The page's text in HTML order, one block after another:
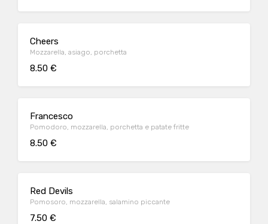
Cheers
Mozzarella, asiago, porchetta
8.50 €
Francesco
Pomodoro, mozzarella, porchetta e patate fritte
8.50 €
Red Devils
Pomosoro, mozzarella, salamino piccante
7.50 €